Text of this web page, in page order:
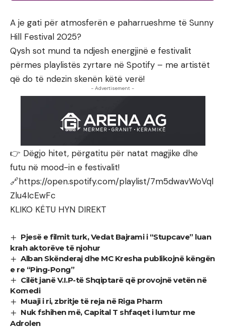
A je gati për atmosferën e paharrueshme të Sunny
Hill Festival 2025?
Qysh sot mund ta ndjesh energjinë e festivalit
përmes playlistës zyrtare në Spotify – me artistët
që do të ndezin skenën këtë verë!
- Advertisement -
👉 Dëgjo hitet, përgatitu për natat magjike dhe
futu në mood-in e festivalit!
🔗https://open.spotify.com/playlist/7m5dwavWoVql
Zlu4IcEwFc
KLIKO KËTU HYN DIREKT
Pjesë e filmit turk, Vedat Bajrami i “Stupcave” luan
krah aktorëve të njohur
Alban Skënderaj dhe MC Kresha publikojnë këngën
e re “Ping-Pong”
Cilët janë V.I.P-të Shqiptarë që provojnë vetën në
Komedi
Muaji i ri, zbritje të reja në Riga Pharm
Nuk fshihen më, Capital T shfaqet i lumtur me
Adrolen